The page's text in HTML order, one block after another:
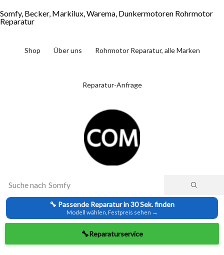
Somfy, Becker, Markilux, Warema, Dunkermotoren Rohrmotor
Reparatur
Shop Über uns Rohrmotor Reparatur, alle Marken
Reparatur-Anfrage
Suche nach Somfy
🔧 Passende Reparatur in 30 Sek. finden
Modell wählen, Festpreis sehen →
🔧Reparaturservice